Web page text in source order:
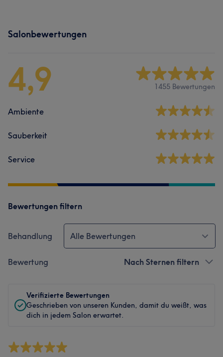
Salonbewertungen
4,9 1455 Bewertungen
Ambiente
Sauberkeit
Service
Bewertungen filtern
Behandlung Alle Bewertungen
Bewertung Nach Sternen filtern
Verifizierte Bewertungen
Geschrieben von unseren Kunden, damit du weißt, was
dich in jedem Salon erwartet.